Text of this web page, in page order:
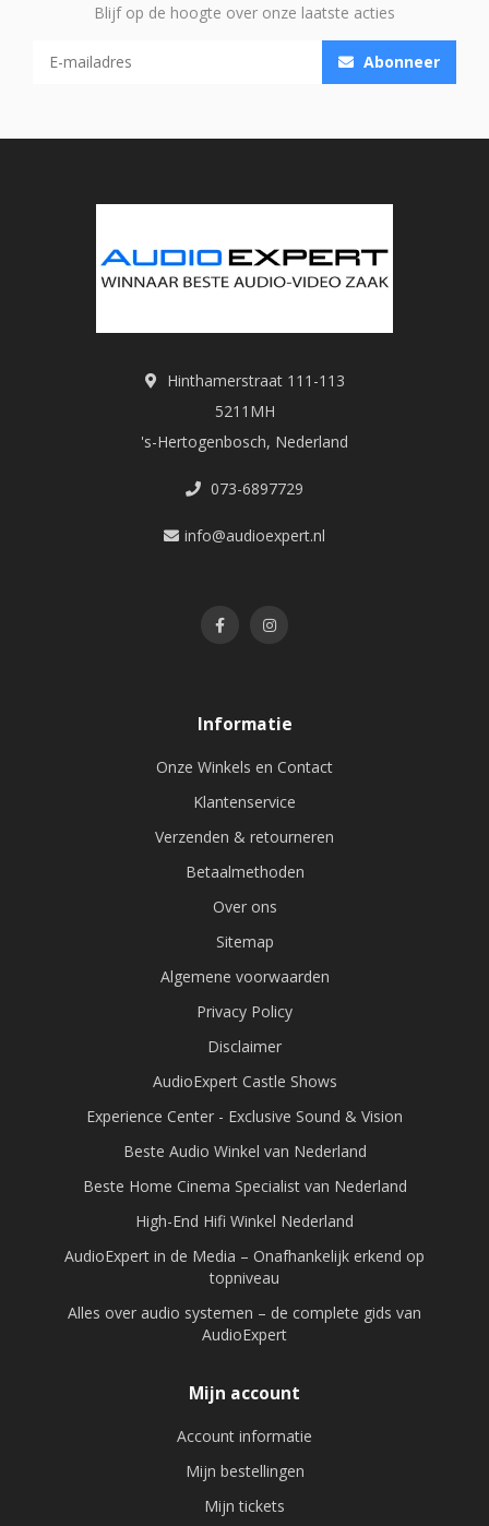
Blijf op de hoogte over onze laatste acties
Abonneer
Hinthamerstraat 111-113
5211MH
's-Hertogenbosch, Nederland
073-6897729
info@audioexpert.nl
Informatie
Onze Winkels en Contact
Klantenservice
Verzenden & retourneren
Betaalmethoden
Over ons
Sitemap
Algemene voorwaarden
Privacy Policy
Disclaimer
AudioExpert Castle Shows
Experience Center - Exclusive Sound & Vision
Beste Audio Winkel van Nederland
Beste Home Cinema Specialist van Nederland
High-End Hifi Winkel Nederland
AudioExpert in de Media – Onafhankelijk erkend op
topniveau
Alles over audio systemen – de complete gids van
AudioExpert
Mijn account
Account informatie
Mijn bestellingen
Mijn tickets